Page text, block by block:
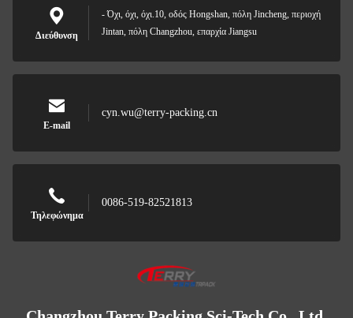
Διεύθυνση
- Όχι, όχι, όχι.10, οδός Hongshan, πόλη Jincheng, περιοχή
Jintan, πόλη Changzhou, επαρχία Jiangsu
E-mail
cyn.wu@terry-packing.cn
Τηλεφώνημα
0086-519-82521813